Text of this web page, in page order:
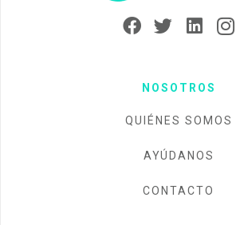
NOSOTROS
QUIÉNES SOMOS
AYÚDANOS
CONTACTO